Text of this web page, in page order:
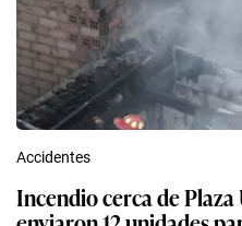
Accidentes
Incendio cerca de